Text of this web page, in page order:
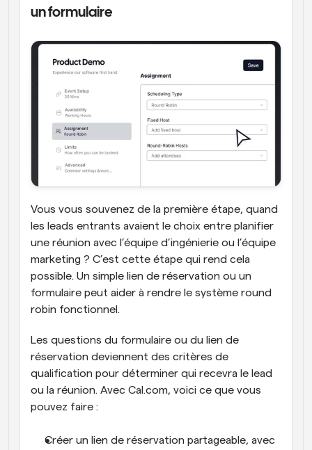
un formulaire
Vous vous souvenez de la première étape, quand
les leads entrants avaient le choix entre planifier
une réunion avec l’équipe d’ingénierie ou l’équipe
marketing ? C’est cette étape qui rend cela
possible. Un simple lien de réservation ou un
formulaire peut aider à rendre le système round
robin fonctionnel.
Les questions du formulaire ou du lien de
réservation deviennent des critères de
qualification pour déterminer qui recevra le lead
ou la réunion. Avec Cal.com, voici ce que vous
pouvez faire :
Créer un lien de réservation partageable, avec